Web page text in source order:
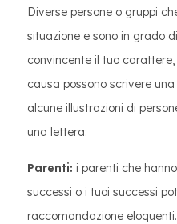
Diverse persone o gruppi
situazione e sono in grado
convincente il tuo
causa possono scrivere
alcune illustrazioni di
una lettera:
Parenti: i parenti che
successi o i tuoi successi
raccomandazione eloquenti.